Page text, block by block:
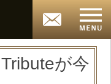
が今